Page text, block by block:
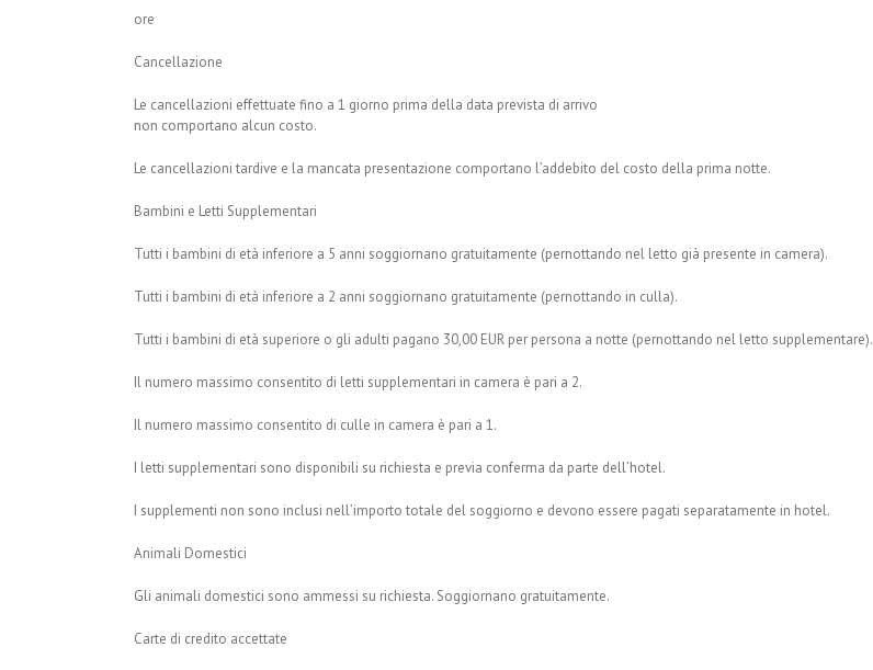
ore
Cancellazione
Le cancellazioni effettuate fino a 1 giorno prima della data prevista di arrivo
non comportano alcun costo.
Le cancellazioni tardive e la mancata presentazione comportano l’addebito del costo della prima notte.
Bambini e Letti Supplementari
Tutti i bambini di età inferiore a 5 anni soggiornano gratuitamente (pernottando nel letto già presente in camera).
Tutti i bambini di età inferiore a 2 anni soggiornano gratuitamente (pernottando in culla).
Tutti i bambini di età superiore o gli adulti pagano 30,00 EUR per persona a notte (pernottando nel letto supplementare).
Il numero massimo consentito di letti supplementari in camera è pari a 2.
Il numero massimo consentito di culle in camera è pari a 1.
I letti supplementari sono disponibili su richiesta e previa conferma da parte dell’hotel.
I supplementi non sono inclusi nell’importo totale del soggiorno e devono essere pagati separatamente in hotel.
Animali Domestici
Gli animali domestici sono ammessi su richiesta. Soggiornano gratuitamente.
Carte di credito accettate